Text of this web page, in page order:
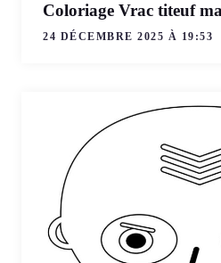
Coloriage Vrac titeuf
24 DÉCEMBRE 2025 À 19:53